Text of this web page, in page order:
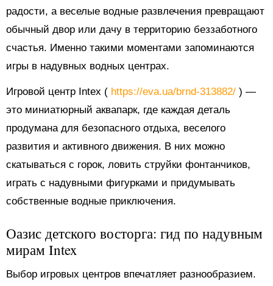
радости, а веселые водные развлечения превращают
обычный двор или дачу в территорию беззаботного
счастья. Именно такими моментами запоминаются
игры в надувных водных центрах.
Игровой центр Intex ( https://eva.ua/brnd-313882/ ) —
это миниатюрный аквапарк, где каждая деталь
продумана для безопасного отдыха, веселого
развития и активного движения. В них можно
скатываться с горок, ловить струйки фонтанчиков,
играть с надувными фигурками и придумывать
собственные водные приключения.
Оазис детского восторга: гид по надувным
мирам Intex
Выбор игровых центров впечатляет разнообразием.